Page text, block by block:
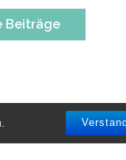
Beiträge